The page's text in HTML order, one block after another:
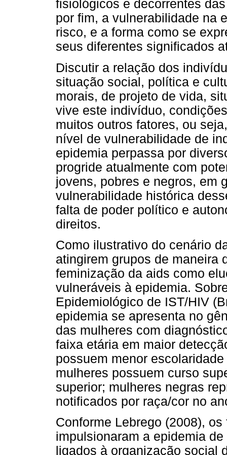
fisiológicos e decorrentes
por fim, a vulnerabilidade na
risco, e a forma como se
seus diferentes significados
Discutir a relação dos
situação social, política e
morais, de projeto de vida,
vive este indivíduo,
muitos outros fatores, ou
nível de vulnerabilidade de
epidemia perpassa por
progride atualmente com
jovens, pobres e negros, em
vulnerabilidade histórica
falta de poder político e
direitos.
Como ilustrativo do cenário
atingirem grupos de maneira
feminização da aids como
vulneráveis à epidemia.
Epidemiológico de IST/HIV
epidemia se apresenta no
das mulheres com
faixa etária em maior
possuem menor
mulheres possuem curso
superior; mulheres negras
notificados por raça/cor no
Conforme Lebrego (2008),
impulsionaram a epidemia
ligados à organização social